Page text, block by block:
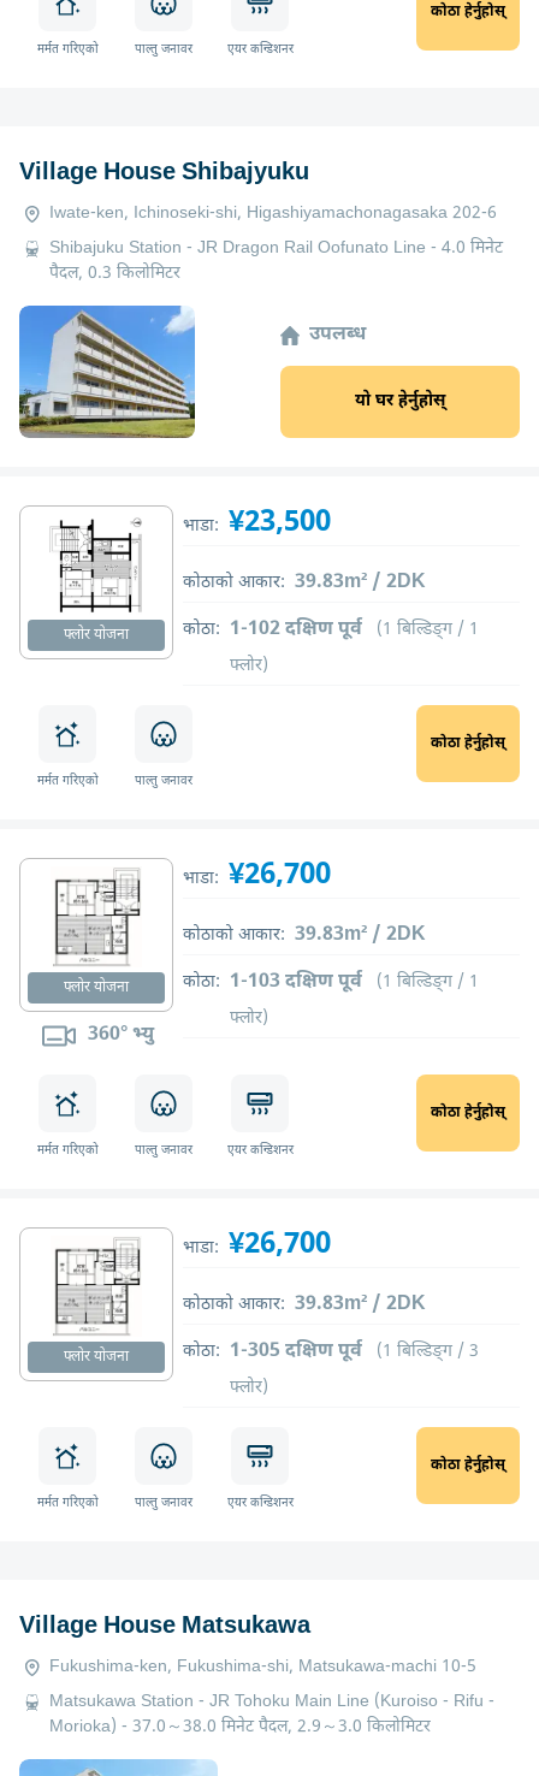
मर्मत गरिएको पाल्तु जनावर एयर कन्डिशनर
कोठा हेर्नुहोस्
Village House Shibajyuku
Iwate-ken, Ichinoseki-shi, Higashiyamachonagasaka 202-6
Shibajuku Station - JR Dragon Rail Oofunato Line - 4.0 मिनेट
पैदल, 0.3 किलोमिटर
उपलब्ध
यो घर हेर्नुहोस्
फ्लोर योजना
भाडा: ¥23,500
कोठाको आकार: 39.83m² / 2DK
कोठा: 1-102 दक्षिण पूर्व
(1 बिल्डिङ्ग / 1
फ्लोर)
मर्मत गरिएको पाल्तु जनावर
कोठा हेर्नुहोस्
फ्लोर योजना
360° भ्यु
भाडा: ¥26,700
कोठाको आकार: 39.83m² / 2DK
कोठा: 1-103 दक्षिण पूर्व
(1 बिल्डिङ्ग / 1
फ्लोर)
मर्मत गरिएको पाल्तु जनावर एयर कन्डिशनर
कोठा हेर्नुहोस्
फ्लोर योजना
भाडा: ¥26,700
कोठाको आकार: 39.83m² / 2DK
कोठा: 1-305 दक्षिण पूर्व
(1 बिल्डिङ्ग / 3
फ्लोर)
मर्मत गरिएको पाल्तु जनावर एयर कन्डिशनर
कोठा हेर्नुहोस्
Village House Matsukawa
Fukushima-ken, Fukushima-shi, Matsukawa-machi 10-5
Matsukawa Station - JR Tohoku Main Line (Kuroiso - Rifu -
Morioka) - 37.0～38.0 मिनेट पैदल, 2.9～3.0 किलोमिटर